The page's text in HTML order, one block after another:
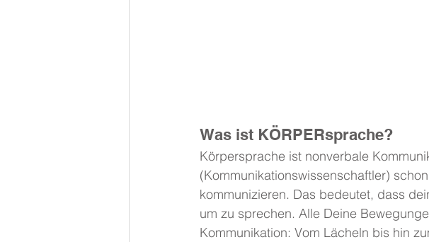
Was ist KÖRPERsprache?
Körpersprache ist nonverbale
(Kommunikationswissenschaftler)
kommunizieren. Das bedeutet, dass
um zu sprechen. Alle Deine
Kommunikation: Vom Lächeln bis hin